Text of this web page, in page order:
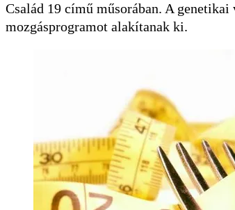
Család 19 című műsorában. A
mozgásprogramot alakítanak ki.